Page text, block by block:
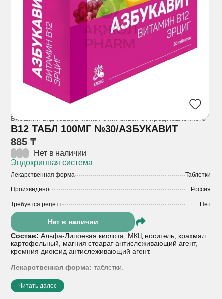
Внешний вид товара может отличаться от представленного
B12 ТАБЛ 100МГ №30/АЗБУКАВИТ
885 ₸
Нет в наличии
Эндокринная система
Лекарственная форма Таблетки
Произведено Россия
Требуется рецепт Нет
Нет в наличии
Состав:Альфа-Липоевая кислота, МКЦ носитель, крахмал
картофельный, магния стеарат антислеживающий агент,
кремния диоксид антислеживающий агент.
Лекарственная форма: таблетки.
Показания к применению:
биологически активной добавки к пище – источника альфа-
Читать далее